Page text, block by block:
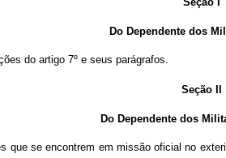
Do Dependente dos
do artigo 7º e seus parágrafos.
Seção II
Do Dependente dos
que se encontrem em missão oficial no